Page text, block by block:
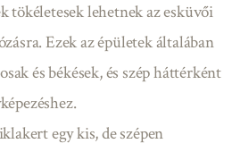
tökéletesek lehetnek az esküvői
Ezek az épületek általában
és békések, és szép háttérként
egy kis, de szépen